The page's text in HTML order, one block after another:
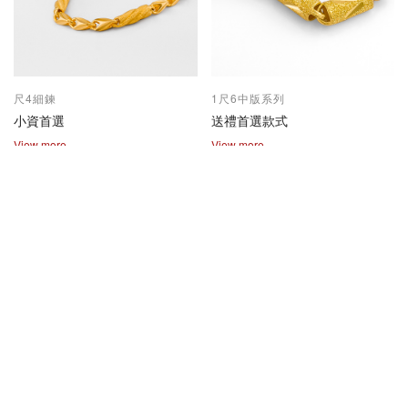
尺4細鍊
小資首選
View more
1尺6中版系列
送禮首選款式
View more